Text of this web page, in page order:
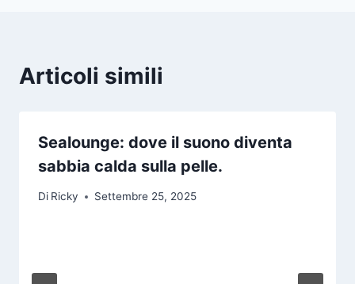
Articoli simili
Sealounge: dove il suono diventa
sabbia calda sulla pelle.
Di Ricky Settembre 25, 2025